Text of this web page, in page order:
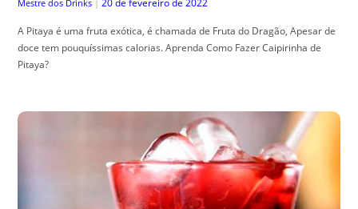
Mestre dos Drinks | 20 de fevereiro de 2022
A Pitaya é uma fruta exótica, é chamada de Fruta do Dragão, Apesar de
doce tem pouquíssimas calorias. Aprenda Como Fazer Caipirinha de
Pitaya?